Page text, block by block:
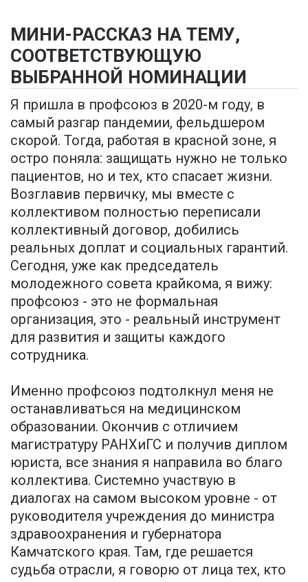
МИНИ-РАССКАЗ НА ТЕМУ,
СООТВЕТСТВУЮЩУЮ
ВЫБРАННОЙ НОМИНАЦИИ
Я пришла в профсоюз в 2020-м году, в
самый разгар пандемии, фельдшером
скорой. Тогда, работая в красной зоне, я
остро поняла: защищать нужно не только
пациентов, но и тех, кто спасает жизни.
Возглавив первичку, мы вместе с
коллективом полностью переписали
коллективный договор, добились
реальных доплат и социальных гарантий.
Сегодня, уже как председатель
молодежного совета крайкома, я вижу:
профсоюз - это не формальная
организация, это - реальный инструмент
для развития и защиты каждого
сотрудника.
Именно профсоюз подтолкнул меня не
останавливаться на медицинском
образовании. Окончив с отличием
магистратуру РАНХиГС и получив диплом
юриста, все знания я направила во благо
коллектива. Системно участвую в
диалогах на самом высоком уровне - от
руководителя учреждения до министра
здравоохранения и губернатора
Камчатского края. Там, где решается
судьба отрасли, я говорю от лица тех, кто